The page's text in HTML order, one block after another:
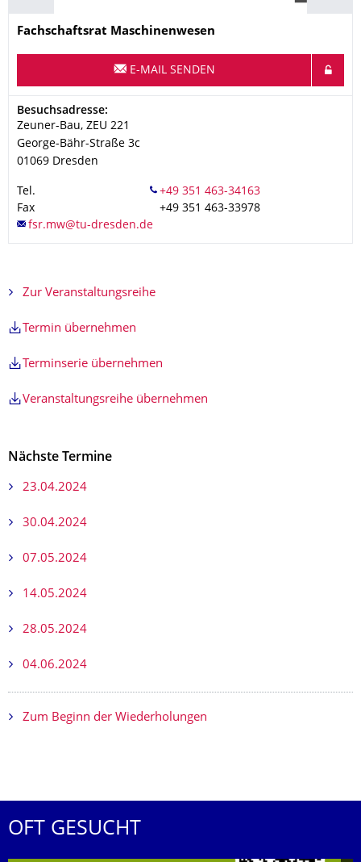
Name
Fachschaftsrat Maschinenwesen
E-MAIL SENDEN
Adresse
Besuchsadresse:
Zeuner-Bau, ZEU 221
George-Bähr-Straße 3c
01069 Dresden
Tel.
Fax
+49 351 463-33978
Zur Veranstaltungsreihe
Termin übernehmen
Terminserie übernehmen
Veranstaltungsreihe übernehmen
Nächste Termine
23.04.2024
30.04.2024
07.05.2024
14.05.2024
28.05.2024
04.06.2024
Zum Beginn der Wiederholungen
OFT GESUCHT